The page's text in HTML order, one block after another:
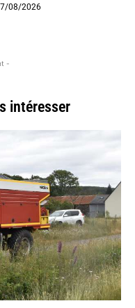
08/2026
-
intéresser